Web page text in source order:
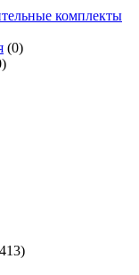
комплекты
(0)